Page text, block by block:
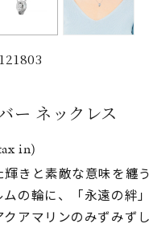
ー ネックレス
in)
きと素敵な意味を纏
の輪に、「永遠の絆
アマリンのみずみずし